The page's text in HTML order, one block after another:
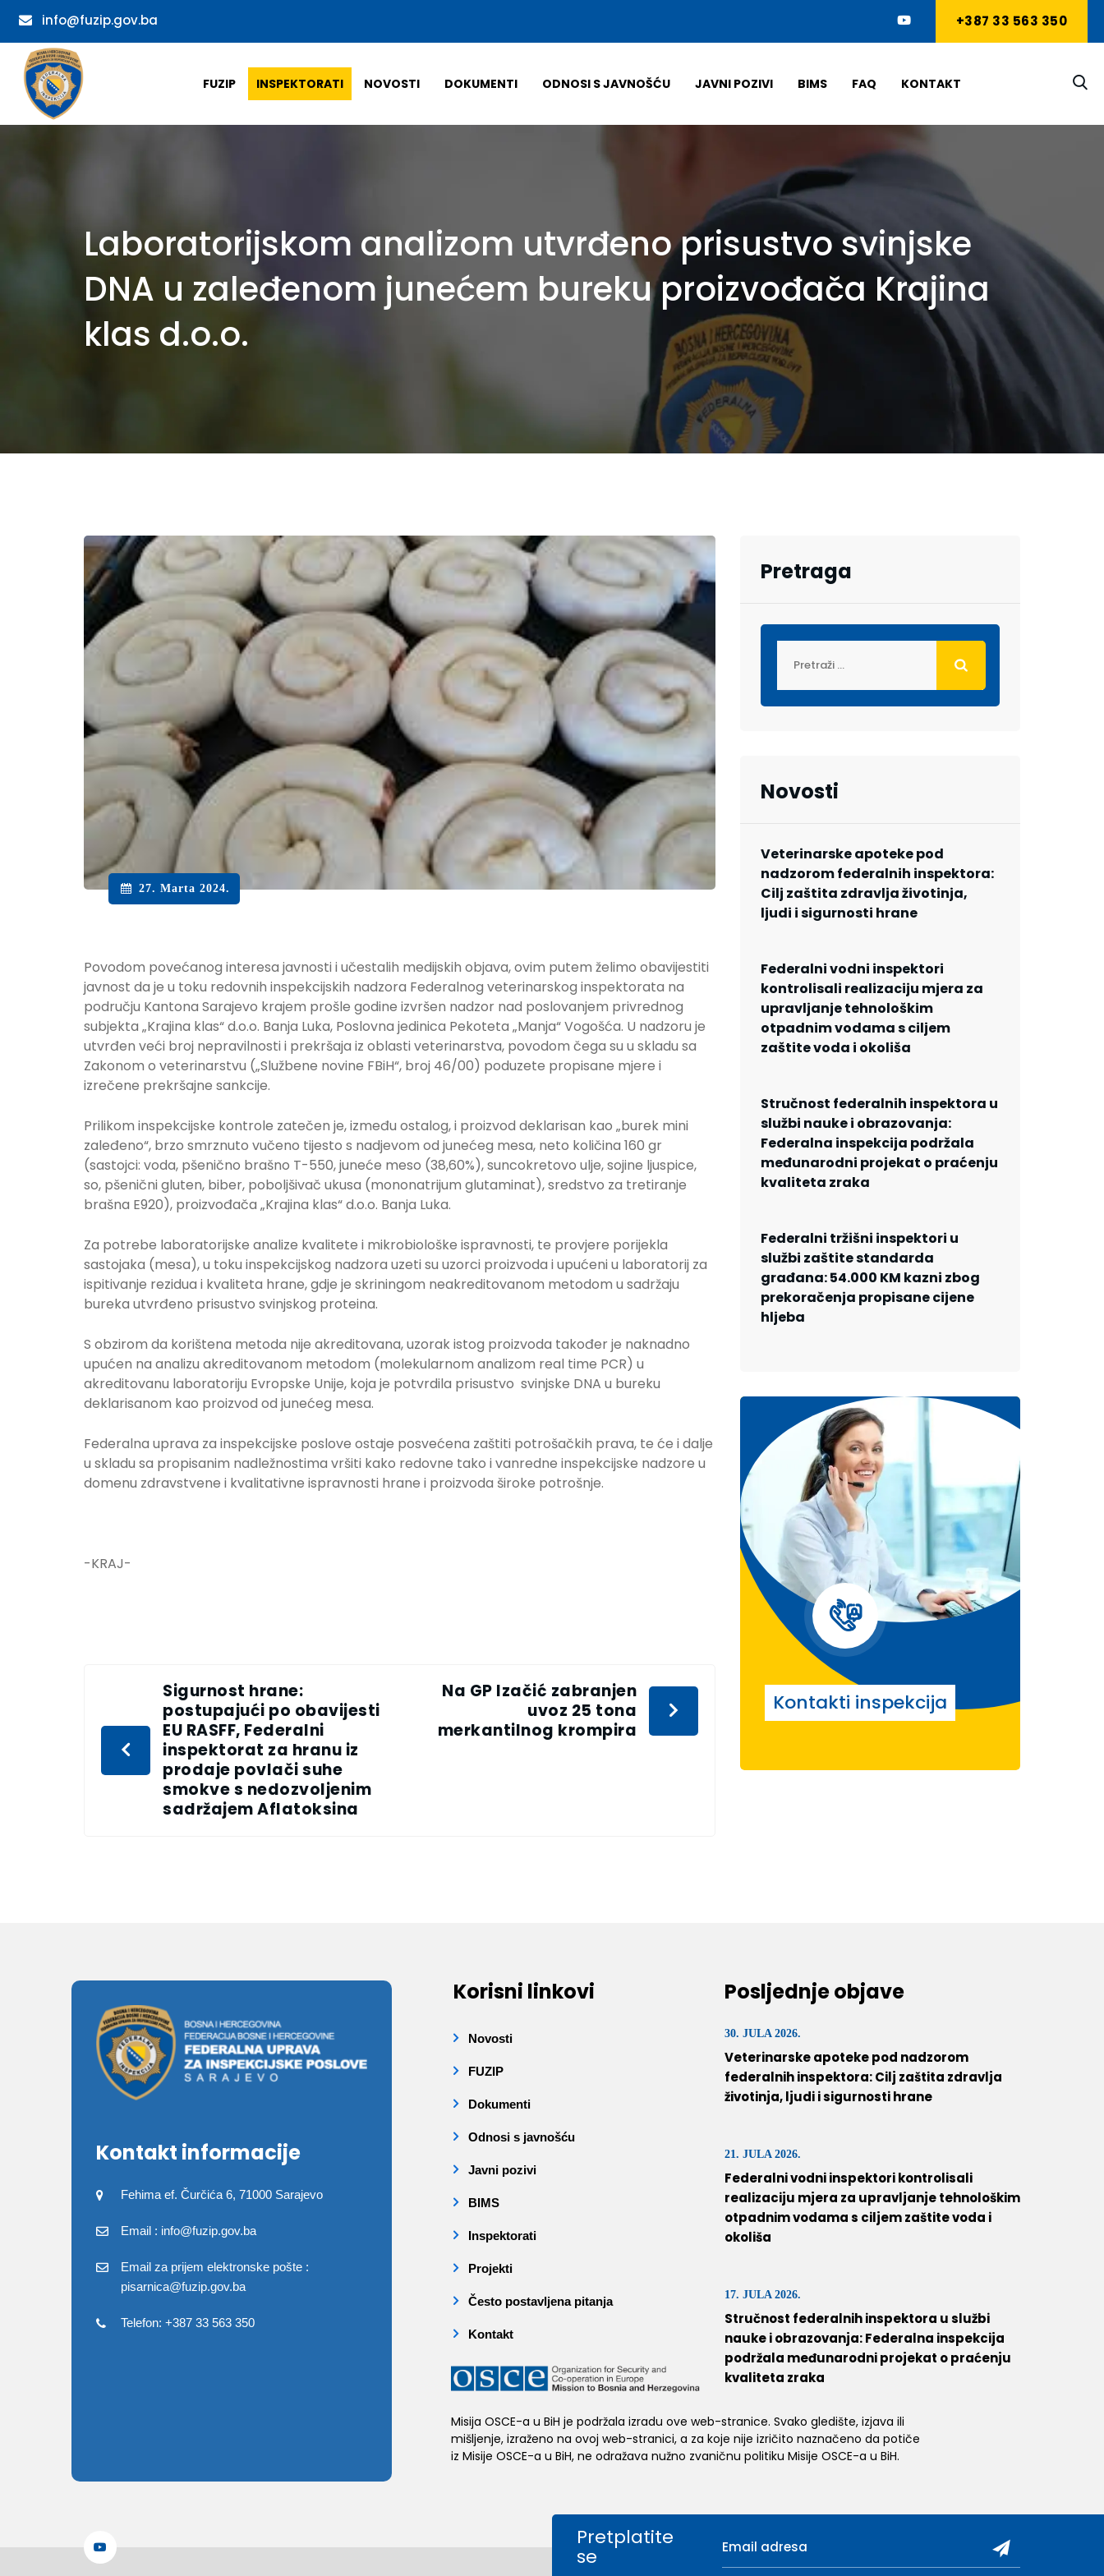
info@fuzip.gov.ba +387 33 563 350
FUZIP INSPEKTORATI NOVOSTI DOKUMENTI ODNOSI S JAVNOŠĆU JAVNI POZIVI BIMS FAQ KONTAKT
Laboratorijskom analizom utvrđeno prisustvo svinjske
DNA u zaleđenom junećem bureku proizvođača Krajina
klas d.o.o.
27. Marta 2024.
Povodom povećanog interesa javnosti i učestalih medijskih objava, ovim putem želimo obavijestiti
javnost da je u toku redovnih inspekcijskih nadzora Federalnog veterinarskog inspektorata na
području Kantona Sarajevo krajem prošle godine izvršen nadzor nad poslovanjem privrednog
subjekta „Krajina klas“ d.o.o. Banja Luka, Poslovna jedinica Pekoteta „Manja“ Vogošća. U nadzoru je
utvrđen veći broj nepravilnosti i prekršaja iz oblasti veterinarstva, povodom čega su u skladu sa
Zakonom o veterinarstvu („Službene novine FBiH“, broj 46/00) poduzete propisane mjere i
izrečene prekršajne sankcije.
Prilikom inspekcijske kontrole zatečen je, između ostalog, i proizvod deklarisan kao „burek mini
zaleđeno“, brzo smrznuto vučeno tijesto s nadjevom od junećeg mesa, neto količina 160 gr
(sastojci: voda, pšenično brašno T-550, juneće meso (38,60%), suncokretovo ulje, sojine ljuspice,
so, pšenični gluten, biber, poboljšivač ukusa (mononatrijum glutaminat), sredstvo za tretiranje
brašna E920), proizvođača „Krajina klas“ d.o.o. Banja Luka.
Za potrebe laboratorijske analize kvalitete i mikrobiološke ispravnosti, te provjere porijekla
sastojaka (mesa), u toku inspekcijskog nadzora uzeti su uzorci proizvoda i upućeni u laboratorij za
ispitivanje rezidua i kvaliteta hrane, gdje je skriningom neakreditovanom metodom u sadržaju
bureka utvrđeno prisustvo svinjskog proteina.
S obzirom da korištena metoda nije akreditovana, uzorak istog proizvoda također je naknadno
upućen na analizu akreditovanom metodom (molekularnom analizom real time PCR) u
akreditovanu laboratoriju Evropske Unije, koja je potvrdila prisustvo svinjske DNA u bureku
deklarisanom kao proizvod od junećeg mesa.
Federalna uprava za inspekcijske poslove ostaje posvećena zaštiti potrošačkih prava, te će i dalje
u skladu sa propisanim nadležnostima vršiti kako redovne tako i vanredne inspekcijske nadzore u
domenu zdravstvene i kvalitativne ispravnosti hrane i proizvoda široke potrošnje.
-KRAJ-
Sigurnost hrane:
postupajući po obavijesti
EU RASFF, Federalni
inspektorat za hranu iz
prodaje povlači suhe
smokve s nedozvoljenim
sadržajem Aflatoksina
Na GP Izačić zabranjen
uvoz 25 tona
merkantilnog krompira
Pretraga
Novosti
Veterinarske apoteke pod
nadzorom federalnih inspektora:
Cilj zaštita zdravlja životinja,
ljudi i sigurnosti hrane
Federalni vodni inspektori
kontrolisali realizaciju mjera za
upravljanje tehnološkim
otpadnim vodama s ciljem
zaštite voda i okoliša
Stručnost federalnih inspektora u
službi nauke i obrazovanja:
Federalna inspekcija podržala
međunarodni projekat o praćenju
kvaliteta zraka
Federalni tržišni inspektori u
službi zaštite standarda
građana: 54.000 KM kazni zbog
prekoračenja propisane cijene
hljeba
Kontakti inspekcija
Kontakt informacije
Fehima ef. Čurčića 6, 71000 Sarajevo
Email : info@fuzip.gov.ba
Email za prijem elektronske pošte :
pisarnica@fuzip.gov.ba
Telefon: +387 33 563 350
Korisni linkovi
Novosti
FUZIP
Dokumenti
Odnosi s javnošću
Javni pozivi
BIMS
Inspektorati
Projekti
Često postavljena pitanja
Kontakt
Misija OSCE-a u BiH je podržala izradu ove web-stranice. Svako gledište, izjava ili
mišljenje, izraženo na ovoj web-stranici, a za koje nije izričito naznačeno da potiče
iz Misije OSCE-a u BiH, ne odražava nužno zvaničnu politiku Misije OSCE-a u BiH.
Posljednje objave
30. JULA 2026.
Veterinarske apoteke pod nadzorom
federalnih inspektora: Cilj zaštita zdravlja
životinja, ljudi i sigurnosti hrane
21. JULA 2026.
Federalni vodni inspektori kontrolisali
realizaciju mjera za upravljanje tehnološkim
otpadnim vodama s ciljem zaštite voda i
okoliša
17. JULA 2026.
Stručnost federalnih inspektora u službi
nauke i obrazovanja: Federalna inspekcija
podržala međunarodni projekat o praćenju
kvaliteta zraka
Pretplatite
se